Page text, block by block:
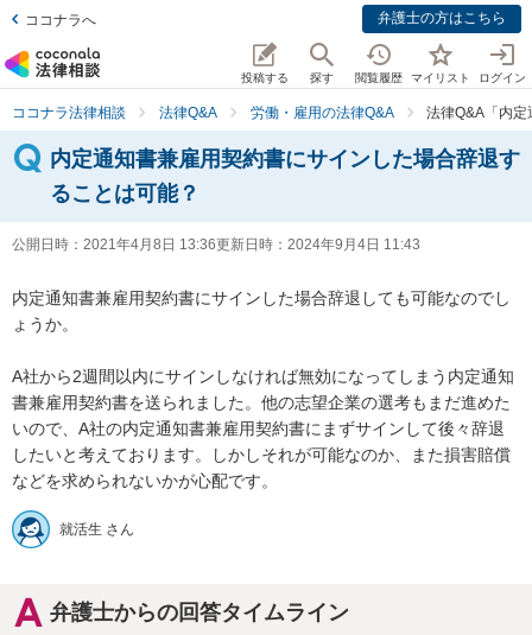
ココナラへ 弁護士の方はこちら
投稿する 探す 閲覧履歴 マイリスト ログイン
ココナラ法律相談 法律Q&A 労働・雇用の法律Q&A 法律Q&A「内
内定通知書兼雇用契約書にサインした場合辞退す
ることは可能？
公開日時： 2021年4月8日 13:36更新日時： 2024年9月4日 11:43
内定通知書兼雇用契約書にサインした場合辞退しても可能なのでし
ょうか。
A社から2週間以内にサインしなければ無効になってしまう内定通知
書兼雇用契約書を送られました。他の志望企業の選考もまだ進めた
いので、A社の内定通知書兼雇用契約書にまずサインして後々辞退
したいと考えております。しかしそれが可能なのか、また損害賠償
就活生 さん
弁護士からの回答タイムライン